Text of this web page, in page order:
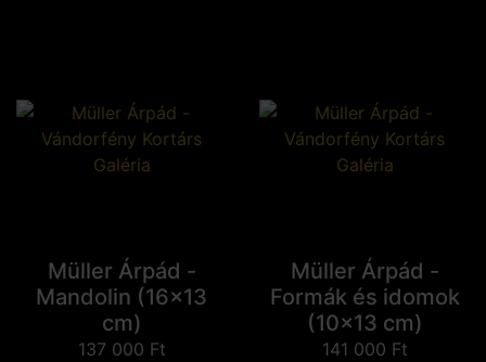
Müller Árpád -
Mandolin (16x13
cm)
137 000 Ft
Müller Árpád -
Formák és idomok
(10x13 cm)
141 000 Ft